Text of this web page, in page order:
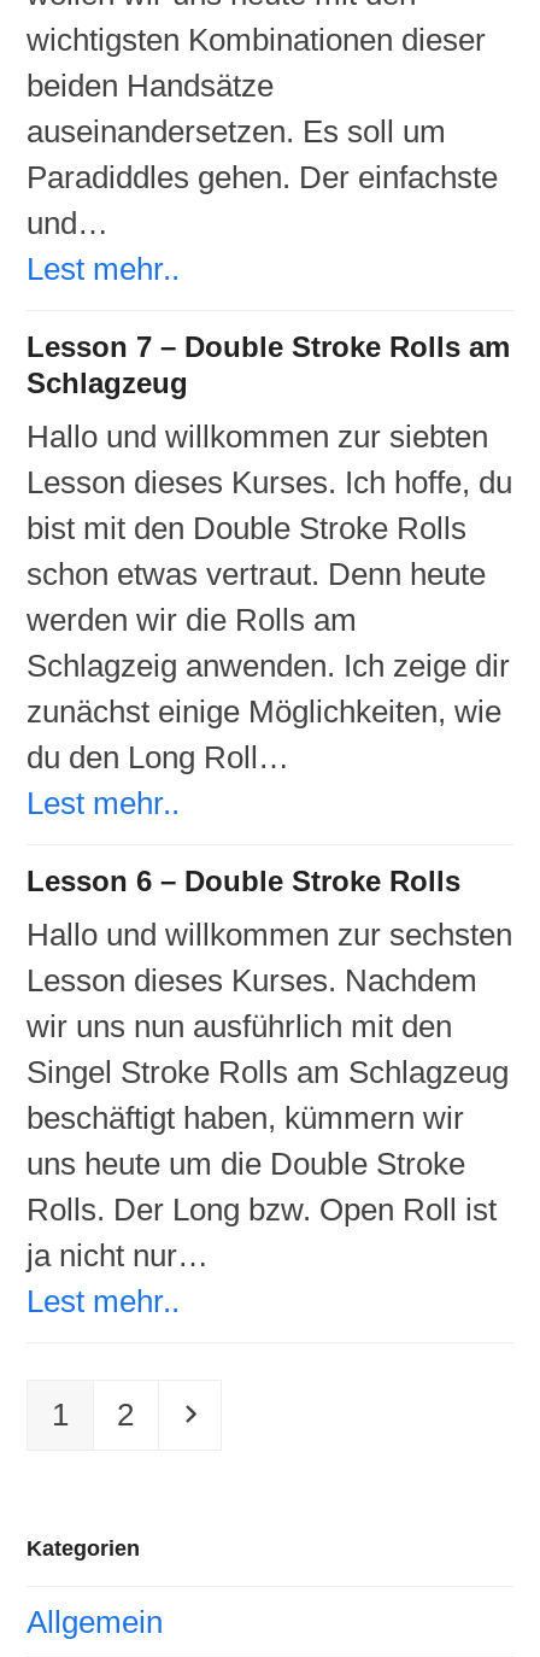
wichtigsten Kombinationen dieser
beiden Handsätze
auseinandersetzen. Es soll um
Paradiddles gehen. Der einfachste
und…
Lest mehr..
Lesson 7 – Double Stroke Rolls am
Schlagzeug
Hallo und willkommen zur siebten
Lesson dieses Kurses. Ich hoffe, du
bist mit den Double Stroke Rolls
schon etwas vertraut. Denn heute
werden wir die Rolls am
Schlagzeig anwenden. Ich zeige dir
zunächst einige Möglichkeiten, wie
du den Long Roll…
Lest mehr..
Lesson 6 – Double Stroke Rolls
Hallo und willkommen zur sechsten
Lesson dieses Kurses. Nachdem
wir uns nun ausführlich mit den
Singel Stroke Rolls am Schlagzeug
beschäftigt haben, kümmern wir
uns heute um die Double Stroke
Rolls. Der Long bzw. Open Roll ist
ja nicht nur…
Lest mehr..
Seite
1 Seite
2 Vorwärts
Kategorien
Allgemein